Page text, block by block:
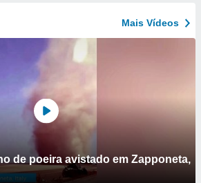
Mais Vídeos
de poeira avistado em Zapponeta,